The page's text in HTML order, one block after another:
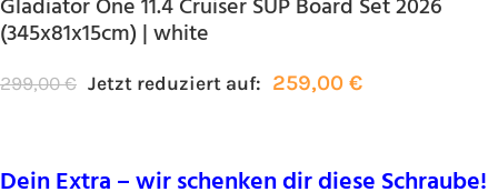
Gladiator One 11.4 Cruiser SUP Board Set 2026
(345x81x15cm) | white
299,00€ Jetzt reduziert auf: 259,00 €
Dein Extra – wir schenken dir diese Schraube!